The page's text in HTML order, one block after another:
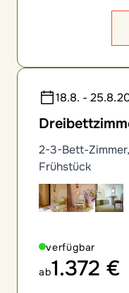
18.8. -
2-3-Bett-
Frühstück
verfügbar
ab1.372 €